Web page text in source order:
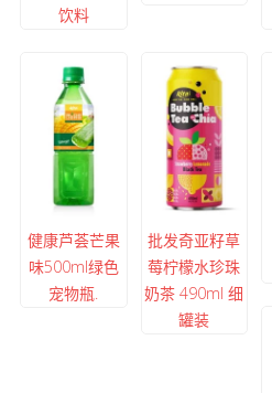
饮料
健康芦荟芒果
味500ml绿色
宠物瓶.
批发奇亚籽草
莓柠檬水珍珠
奶茶 490ml 细
罐装